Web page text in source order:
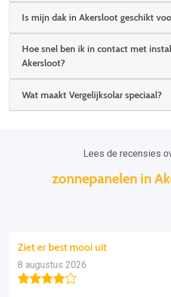
Is mijn dak in Akersloot geschikt
Hoe snel ben ik in contact met
Akersloot?
Wat maakt Vergelijksolar speciaal?
Lees de recensies
zonnepanelen in
Ziet er best mooi uit
8 augustus 2026